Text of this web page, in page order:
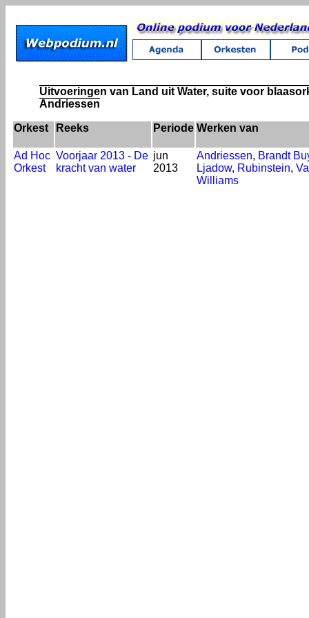
Uitvoeringen van Land uit Water, suite voor
Andriessen
Orkest Reeks Periode Werken van
Ad Hoc
Orkest
Voorjaar 2013 - De
kracht van water
jun
2013
Andriessen, Brandt
Ljadow, Rubinstein,
Williams